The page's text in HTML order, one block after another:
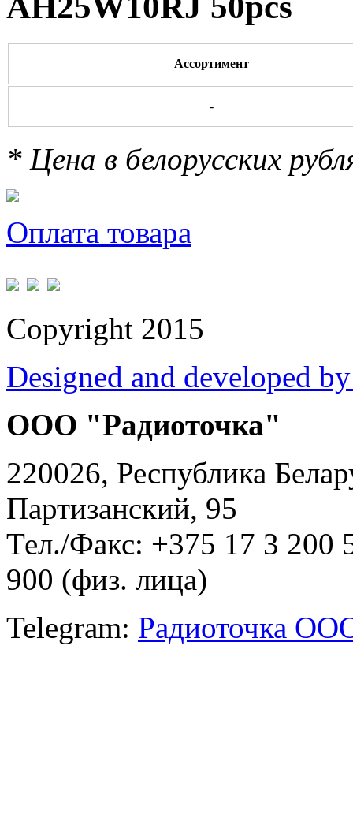
Ассортимент
-
* Цена в белорусских
Оплата товара
Copyright 2015
Designed and developed
ООО "Радиоточка"
220026, Республика
Партизанский, 95
Тел./Факс: +375 17 3
900 (физ. лица)
Telegram: Радиоточка